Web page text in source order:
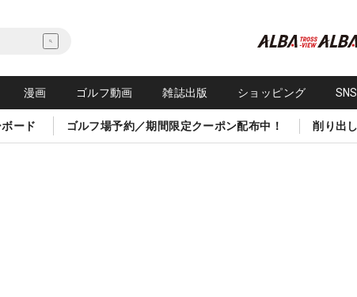
漫画 ゴルフ動画 雑誌出版 ショッピング
ード ゴルフ場予約／期間限定クーポン配布中！ 削り出